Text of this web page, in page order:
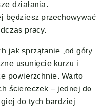
działania.
będziesz przechowywać
pracy.
jak sprzątanie „od góry
usunięcie kurzu i
powierzchnie. Warto
ściereczek – jednej do
do tych bardziej